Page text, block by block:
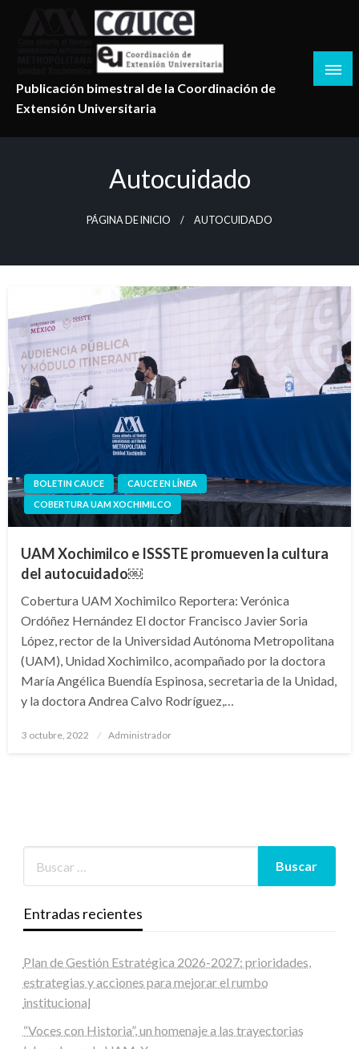
Publicación bimestral de la Coordinación de
Extensión Universitaria
Autocuidado
PÁGINA DE INICIO AUTOCUIDADO
BOLETIN CAUCE
CAUCE EN LÍNEA
COBERTURA UAM XOCHIMILCO
UAM Xochimilco e ISSSTE promueven la cultura
del autocuidado￼
Cobertura UAM Xochimilco Reportera: Verónica
Ordóñez Hernández El doctor Francisco Javier Soria
López, rector de la Universidad Autónoma Metropolitana
(UAM), Unidad Xochimilco, acompañado por la doctora
María Angélica Buendía Espinosa, secretaria de la Unidad,
y la doctora Andrea Calvo Rodríguez,…
Publicado
3 octubre, 2022 Administrador
Entradas recientes
Plan de Gestión Estratégica 2026-2027: prioridades,
estrategias y acciones para mejorar el rumbo
institucional
“Voces con Historia”, un homenaje a las trayectorias